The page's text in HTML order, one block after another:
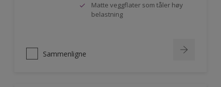
Matte veggflater som tåler høy
belastning
Sammenligne